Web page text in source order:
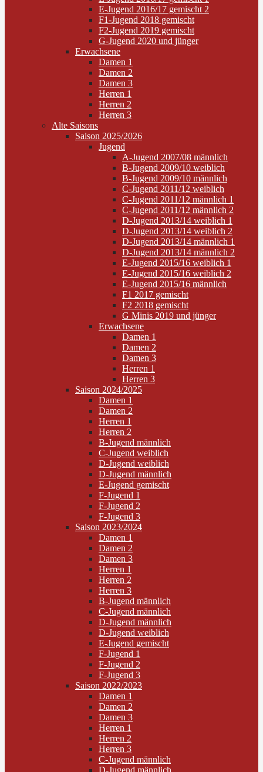
E-Jugend 2016/17 gemischt 2
F1-Jugend 2018 gemischt
F2-Jugend 2019 gemischt
G-Jugend 2020 und jünger
Erwachsene
Damen 1
Damen 2
Damen 3
Herren 1
Herren 2
Herren 3
Alte Saisons
Saison 2025/2026
Jugend
A-Jugend 2007/08 männlich
B-Jugend 2009/10 weiblich
B-Jugend 2009/10 männlich
C-Jugend 2011/12 weiblich
C-Jugend 2011/12 männlich 1
C-Jugend 2011/12 männlich 2
D-Jugend 2013/14 weiblich 1
D-Jugend 2013/14 weiblich 2
D-Jugend 2013/14 männlich 1
D-Jugend 2013/14 männlich 2
E-Jugend 2015/16 weiblich 1
E-Jugend 2015/16 weiblich 2
E-Jugend 2015/16 männlich
F1 2017 gemischt
F2 2018 gemischt
G Minis 2019 und jünger
Erwachsene
Damen 1
Damen 2
Damen 3
Herren 1
Herren 3
Saison 2024/2025
Damen 1
Damen 2
Herren 1
Herren 2
B-Jugend männlich
C-Jugend weiblich
D-Jugend weiblich
D-Jugend männlich
E-Jugend gemischt
F-Jugend 1
F-Jugend 2
F-Jugend 3
Saison 2023/2024
Damen 1
Damen 2
Damen 3
Herren 1
Herren 2
Herren 3
B-Jugend männlich
C-Jugend männlich
D-Jugend männlich
D-Jugend weiblich
E-Jugend gemischt
F-Jugend 1
F-Jugend 2
F-Jugend 3
Saison 2022/2023
Damen 1
Damen 2
Damen 3
Herren 1
Herren 2
Herren 3
C-Jugend männlich
D-Jugend männlich